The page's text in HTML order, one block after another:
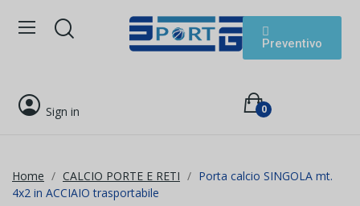
Preventivo
Sign in 0
Home CALCIO PORTE E RETI
Porta calcio SINGOLA mt.
4x2 in ACCIAIO trasportabile